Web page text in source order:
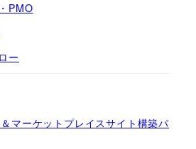
PMO
ー
マーケットプレイスサイト構築パ